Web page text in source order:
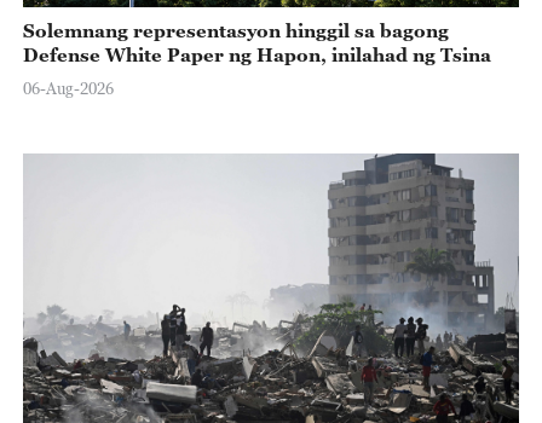
Solemnang representasyon hinggil sa bagong
Defense White Paper ng Hapon, inilahad ng Tsina
06-Aug-2026